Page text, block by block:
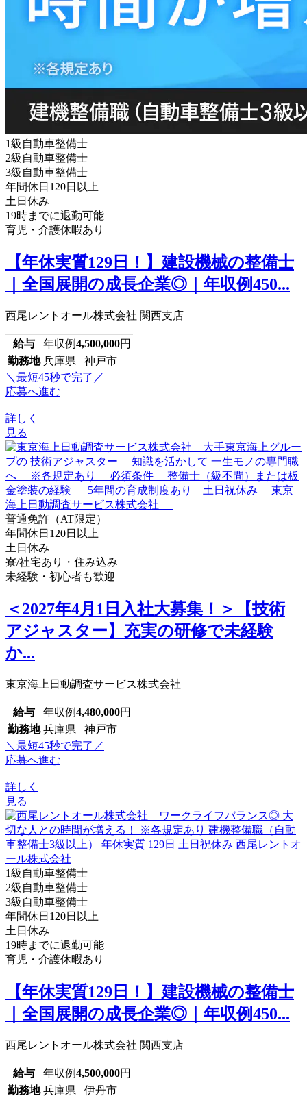
1級自動車整備士
2級自動車整備士
3級自動車整備士
年間休日120日以上
土日休み
19時までに退勤可能
育児・介護休暇あり
【年休実質129日！】建設機械の整備士
｜全国展開の成長企業◎｜年収例450...
西尾レントオール株式会社 関西支店
給与 年収例4,500,000円
勤務地 兵庫県 神戸市
＼最短45秒で完了／
応募へ進む
詳しく
見る
普通免許（AT限定）
年間休日120日以上
土日休み
寮/社宅あり・住み込み
未経験・初心者も歓迎
＜2027年4月1日入社大募集！＞【技術
アジャスター】充実の研修で未経験
か...
東京海上日動調査サービス株式会社
給与 年収例4,480,000円
勤務地 兵庫県 神戸市
＼最短45秒で完了／
応募へ進む
詳しく
見る
1級自動車整備士
2級自動車整備士
3級自動車整備士
年間休日120日以上
土日休み
19時までに退勤可能
育児・介護休暇あり
【年休実質129日！】建設機械の整備士
｜全国展開の成長企業◎｜年収例450...
西尾レントオール株式会社 関西支店
給与 年収例4,500,000円
勤務地 兵庫県 伊丹市